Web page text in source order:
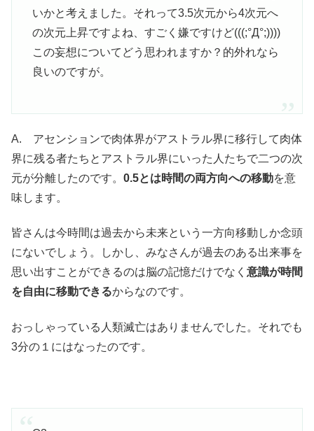
いかと考えました。それって3.5次元から4次元へ
の次元上昇ですよね、すごく嫌ですけど(((;°Д°;))))
この妄想についてどう思われますか？的外れなら
良いのですが。
A. アセンションで肉体界がアストラル界に移行して肉体
界に残る者たちとアストラル界にいった人たちで二つの次
元が分離したのです。 0.5とは時間の両方向への移動を意
味します。
皆さんは今時間は過去から未来という一方向移動しか念頭
にないでしょう。しかし、みなさんが過去のある出来事を
思い出すことができるのは脳の記憶だけでなく 意識が時間
を自由に移動できるからなのです。
おっしゃっている人類滅亡はありませんでした。それでも
3分の１にはなったのです。